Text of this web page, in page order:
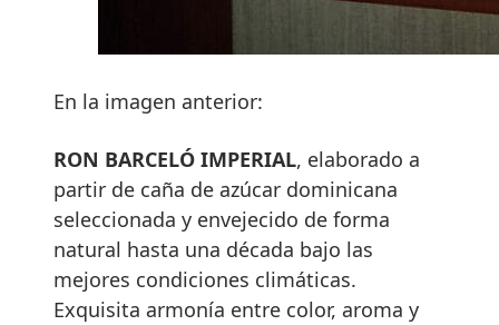
En la imagen anterior:
RON BARCELÓ IMPERIAL, elaborado a
partir de caña de azúcar dominicana
seleccionada y envejecido de forma
natural hasta una década bajo las
mejores condiciones climáticas.
Exquisita armonía entre color, aroma y